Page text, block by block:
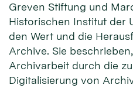
Greven Stiftung und
Historischen Institut der
den Wert und die
Archive. Sie
Archivarbeit durch die
Digitalisierung von